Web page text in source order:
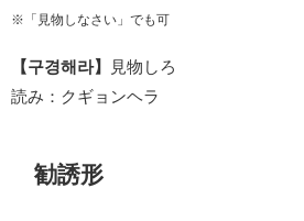
※「見物しなさい」でも可
【구경해라】
見物しろ
読み：クギョンヘラ
勧誘形